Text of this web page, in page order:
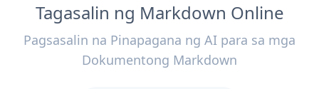
Tagasalin ng Markdown Online
Pagsasalin na Pinapagana ng AI para sa mga
Dokumentong Markdown